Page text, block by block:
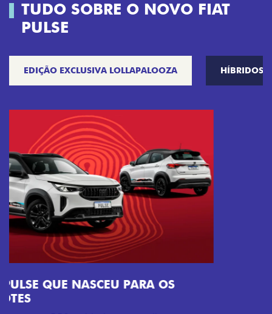
TUDO SOBRE O NOVO FIAT
PULSE
EDIÇÃO EXCLUSIVA LOLLAPALOOZA HÍBRIDOS
VISUAL COM ENERGIA LOLLABR
Se liga no que compõe a identidade exclusiva do
Previous
Next
Próximo